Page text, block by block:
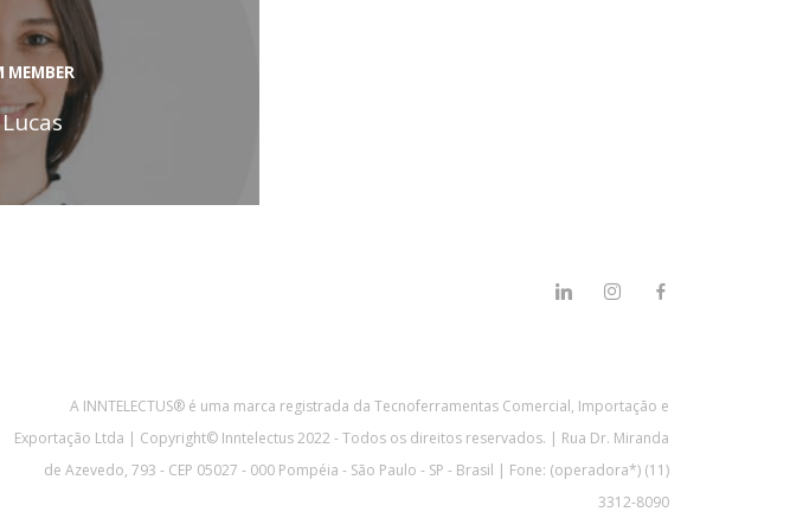
MEMBER
A INNTELECTUS® é uma marca registrada da Tecnoferramentas Comercial, Importação e
Exportação Ltda | Copyright© Inntelectus 2022 - Todos os direitos reservados. | Rua Dr. Miranda
de Azevedo, 793 - CEP 05027 - 000 Pompéia - São Paulo - SP - Brasil | Fone: (operadora*) (11)
3312-8090